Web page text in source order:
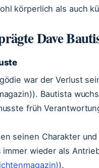
körperlich als auch
Dave
war der Verlust
Bautista
früh
seinen Charakter
wieder als
).